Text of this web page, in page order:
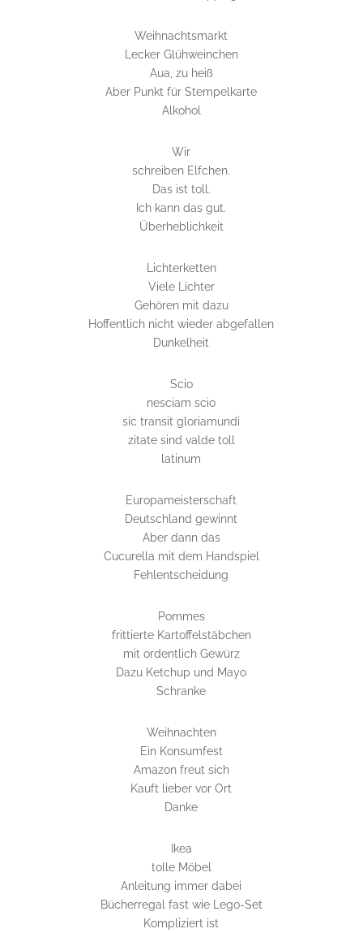
Weihnachtsmarkt
Lecker Glühweinchen
Aua, zu heiß
Aber Punkt für Stempelkarte
Alkohol
Wir
schreiben Elfchen.
Das ist toll.
Ich kann das gut.
Überheblichkeit
Lichterketten
Viele Lichter
Gehören mit dazu
Hoffentlich nicht wieder abgefallen
Dunkelheit
Scio
nesciam scio
sic transit gloriamundi
zitate sind valde toll
latinum
Europameisterschaft
Deutschland gewinnt
Aber dann das
Cucurella mit dem Handspiel
Fehlentscheidung
Pommes
frittierte Kartoffelstäbchen
mit ordentlich Gewürz
Dazu Ketchup und Mayo
Schranke
Weihnachten
Ein Konsumfest
Amazon freut sich
Kauft lieber vor Ort
Danke
Ikea
tolle Möbel
Anleitung immer dabei
Bücherregal fast wie Lego-Set
Kompliziert ist